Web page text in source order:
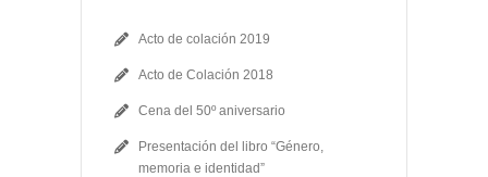
Acto de colación 2019
Acto de Colación 2018
Cena del 50º aniversario
Presentación del libro “Género,
memoria e identidad”